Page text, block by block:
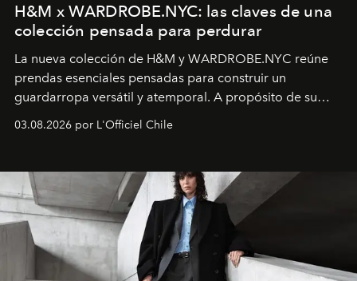
H&M x WARDROBE.NYC: las claves de una
colección pensada para perdurar
La nueva colección de H&M y WARDROBE.NYC reúne
prendas esenciales pensadas para construir un
guardarropa versátil y atemporal. A propósito de su
la asesora creativa y jefa de diseño global de la marca
y la filosofía detrás de la propuesta.
03.08.2026 por L'Officiel Chile